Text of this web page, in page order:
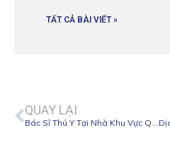
TẤT CẢ BÀI VIẾT »
QUAY LẠI
Bác Sĩ Thú Y Tại Nhà Khu Vực Quận 9